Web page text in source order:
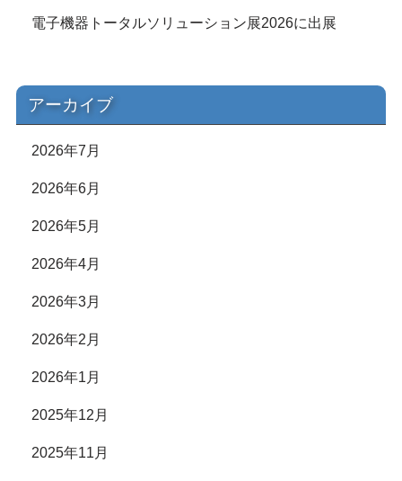
電子機器トータルソリューション展2026に出展
アーカイブ
2026年7月
2026年6月
2026年5月
2026年4月
2026年3月
2026年2月
2026年1月
2025年12月
2025年11月